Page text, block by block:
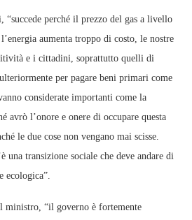
perché il prezzo del gas a livello
aumenta troppo di costo, le nostre
e i cittadini, soprattutto quelli di
per pagare beni primari come
considerate importanti come la
avrò l’onore e onere di occupare questa
le due cose non vengano mai scisse.
una transizione sociale che deve andare di
ecologica”.
ministro, “il governo è fortemente